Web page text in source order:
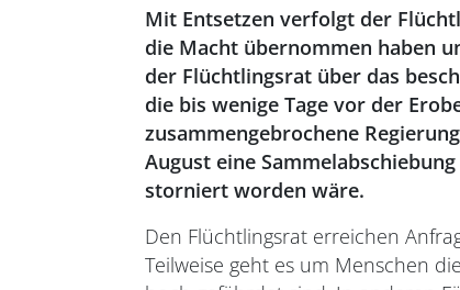
Mit Entsetzen verfolgt der
die Macht übernommen haben
der Flüchtlingsrat über das
die bis wenige Tage vor der
zusammengebrochene
August eine
storniert worden wäre.
Den Flüchtlingsrat erreichen
Teilweise geht es um Menschen